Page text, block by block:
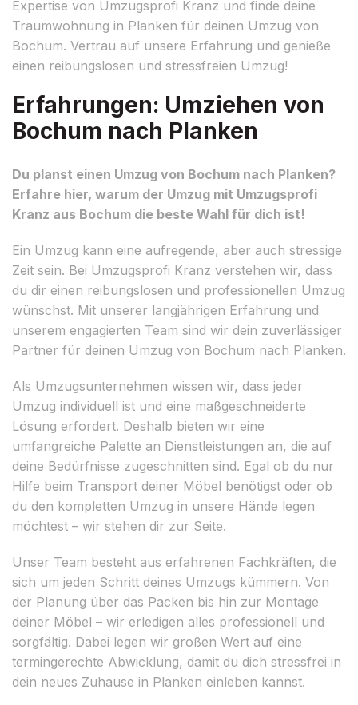
Expertise von Umzugsprofi Kranz und finde deine
Traumwohnung in Planken für deinen Umzug von
Bochum. Vertrau auf unsere Erfahrung und genieße
einen reibungslosen und stressfreien Umzug!
Erfahrungen: Umziehen von
Bochum nach Planken
Du planst einen Umzug von Bochum nach Planken?
Erfahre hier, warum der Umzug mit Umzugsprofi
Kranz aus Bochum die beste Wahl für dich ist!
Ein Umzug kann eine aufregende, aber auch stressige
Zeit sein. Bei Umzugsprofi Kranz verstehen wir, dass
du dir einen reibungslosen und professionellen Umzug
wünschst. Mit unserer langjährigen Erfahrung und
unserem engagierten Team sind wir dein zuverlässiger
Partner für deinen Umzug von Bochum nach Planken.
Als Umzugsunternehmen wissen wir, dass jeder
Umzug individuell ist und eine maßgeschneiderte
Lösung erfordert. Deshalb bieten wir eine
umfangreiche Palette an Dienstleistungen an, die auf
deine Bedürfnisse zugeschnitten sind. Egal ob du nur
Hilfe beim Transport deiner Möbel benötigst oder ob
du den kompletten Umzug in unsere Hände legen
möchtest – wir stehen dir zur Seite.
Unser Team besteht aus erfahrenen Fachkräften, die
sich um jeden Schritt deines Umzugs kümmern. Von
der Planung über das Packen bis hin zur Montage
deiner Möbel – wir erledigen alles professionell und
sorgfältig. Dabei legen wir großen Wert auf eine
termingerechte Abwicklung, damit du dich stressfrei in
dein neues Zuhause in Planken einleben kannst.